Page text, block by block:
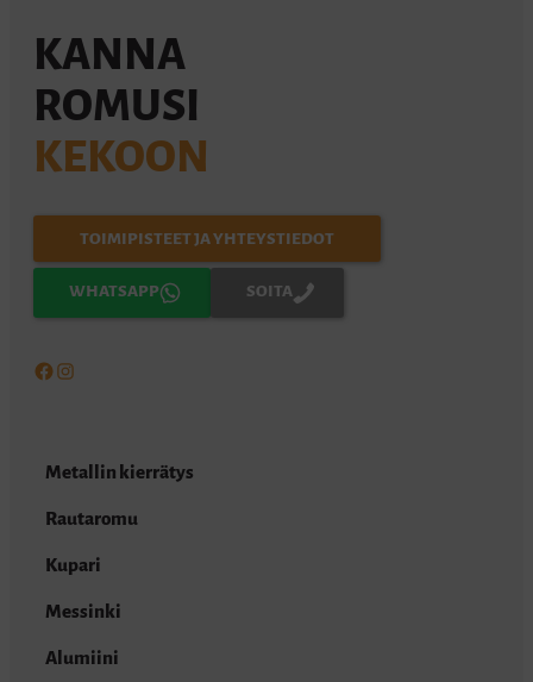
KANNA
ROMUSI
KEKOON
TOIMIPISTEET JA YHTEYSTIEDOT
WHATSAPP SOITA
Facebook
Instagram
Metallin kierrätys
Rautaromu
Kupari
Messinki
Alumiini